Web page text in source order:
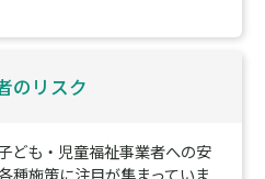
のリスク
ども・児童福祉事業者への安
種施策に注目が集まっていま